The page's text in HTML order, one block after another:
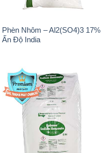
Phèn Nhôm – Al2(SO4)3 17%
Ấn Độ India